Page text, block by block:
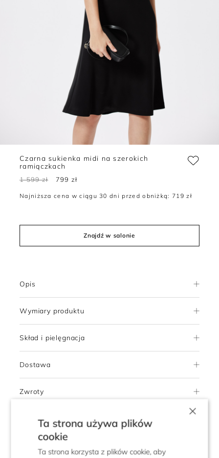
Czarna sukienka midi na szerokich
ramiączkach
1 599 zł 799 zł
Najniższa cena w ciągu 30 dni przed obniżką: 719 zł
Znajdź w salonie
Opis
Wymiary produktu
Skład i pielęgnacja
Dostawa
Zwroty
4.8
×
Ta strona używa plików
cookie
Ta strona korzysta z plików cookie, aby